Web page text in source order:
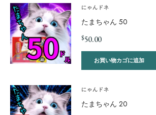
にゃんドネ
たまちゃん 50
$50.00
お買い物カゴに追加
にゃんドネ
たまちゃん 20